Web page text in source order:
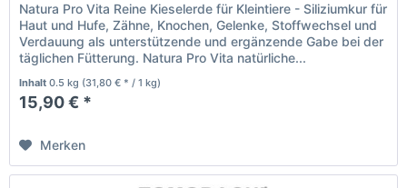
Natura Pro Vita Reine Kieselerde für Kleintiere - Siliziumkur für
Haut und Hufe, Zähne, Knochen, Gelenke, Stoffwechsel und
Verdauung als unterstützende und ergänzende Gabe bei der
täglichen Fütterung. Natura Pro Vita natürliche...
Inhalt0.5 kg (31,80 € * / 1 kg)
15,90 € *
Merken